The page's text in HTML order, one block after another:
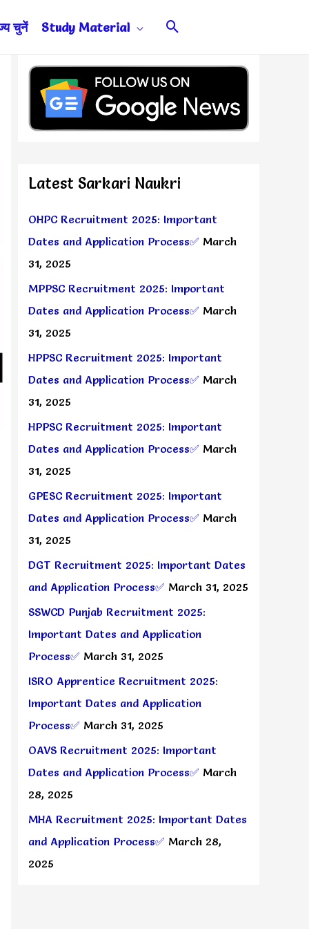
चुनें Study Material Search
Latest Sarkari Naukri
OHPC Recruitment 2025: Important
Dates and Application Process✅ March
31, 2025
MPPSC Recruitment 2025: Important
Dates and Application Process✅ March
31, 2025
HPPSC Recruitment 2025: Important
Dates and Application Process✅ March
31, 2025
HPPSC Recruitment 2025: Important
Dates and Application Process✅ March
31, 2025
GPESC Recruitment 2025: Important
Dates and Application Process✅ March
31, 2025
DGT Recruitment 2025: Important Dates
and Application Process✅ March 31, 2025
SSWCD Punjab Recruitment 2025:
Important Dates and Application
Process✅ March 31, 2025
ISRO Apprentice Recruitment 2025:
Important Dates and Application
Process✅ March 31, 2025
OAVS Recruitment 2025: Important
Dates and Application Process✅ March
28, 2025
MHA Recruitment 2025: Important Dates
and Application Process✅ March 28,
2025